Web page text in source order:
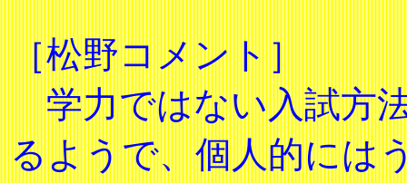
［松野コメント］
学力ではない入試方
るようで、個人的には